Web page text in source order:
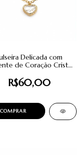
Delicada com
de Coração Cristal
R$60,00